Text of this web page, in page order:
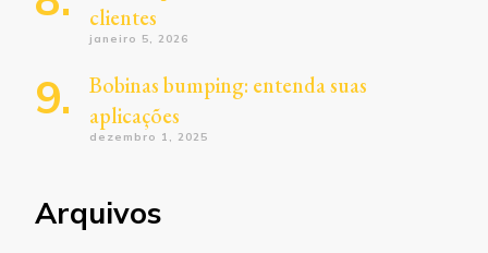
clientes
janeiro 5, 2026
Bobinas bumping: entenda suas
aplicações
dezembro 1, 2025
Arquivos